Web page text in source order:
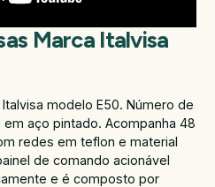
Marca Italvisa
modelo E50. Número de
aço pintado. Acompanha 48
redes em teflon e material
de comando acionável
e é composto por